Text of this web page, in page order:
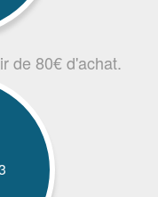
de 80€ d'achat.